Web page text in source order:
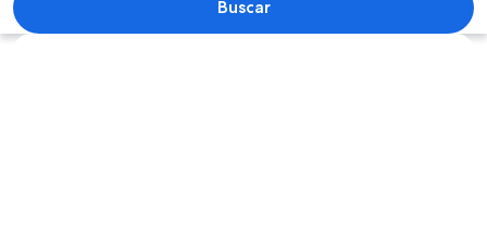
Buscar
Explorar mapa